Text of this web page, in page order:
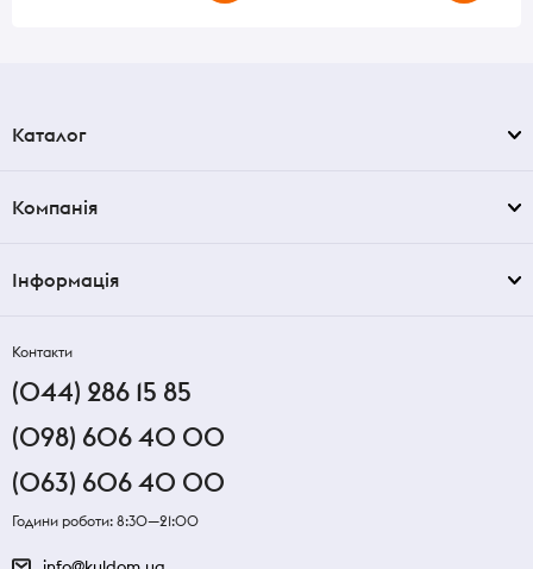
Каталог
Компанія
Інформація
Контакти
(044) 286 15 85
(098) 606 40 00
(063) 606 40 00
Години роботи: 8:30—21:00